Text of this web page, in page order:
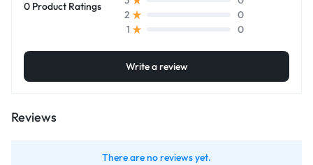
0 Product Ratings
2
0
1
0
Write a review
Reviews
There are no reviews yet.